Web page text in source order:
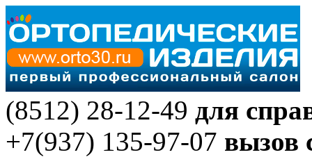
(8512) 28-12-49 для
+7(937) 135-97-07 вызов